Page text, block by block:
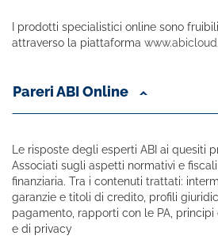
I prodotti specialistici online sono
attraverso la piattaforma
Pareri ABI Online
Le risposte degli esperti ABI ai quesiti
Associati sugli aspetti normativi e
finanziaria. Tra i contenuti trattati:
garanzie e titoli di credito, profili
pagamento, rapporti con le PA,
e di privacy